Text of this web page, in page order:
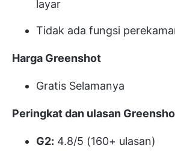
layar
Tidak ada fungsi
Harga Greenshot
Gratis Selamanya
Peringkat dan ulasan
G2: 4.8/5 (160+ ulasan)